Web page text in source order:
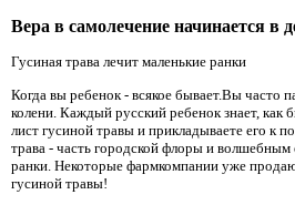
Вера в самолечение начинается в
Гусиная трава лечит маленькие ранки
Когда вы ребенок - всякое бывает.Вы часто
колени. Каждый русский ребенок знает, как
лист гусиной травы и прикладываете его к
трава - часть городской флоры и
ранки. Некоторые фармкомпании уже
гусиной травы!